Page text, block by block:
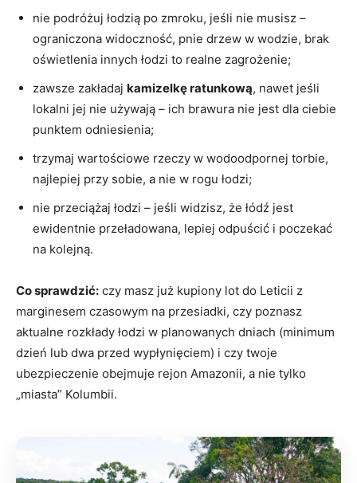
nie podróżuj łodzią po zmroku, jeśli nie musisz –
ograniczona widoczność, pnie drzew w wodzie, brak
oświetlenia innych łodzi to realne zagrożenie;
zawsze zakładaj kamizelkę ratunkową, nawet jeśli
lokalni jej nie używają – ich brawura nie jest dla ciebie
punktem odniesienia;
trzymaj wartościowe rzeczy w wodoodpornej torbie,
najlepiej przy sobie, a nie w rogu łodzi;
nie przeciążaj łodzi – jeśli widzisz, że łódź jest
ewidentnie przeładowana, lepiej odpuścić i poczekać
na kolejną.
Co sprawdzić: czy masz już kupiony lot do Leticii z
marginesem czasowym na przesiadki, czy poznasz
aktualne rozkłady łodzi w planowanych dniach (minimum
dzień lub dwa przed wypłynięciem) i czy twoje
ubezpieczenie obejmuje rejon Amazonii, a nie tylko
„miasta” Kolumbii.